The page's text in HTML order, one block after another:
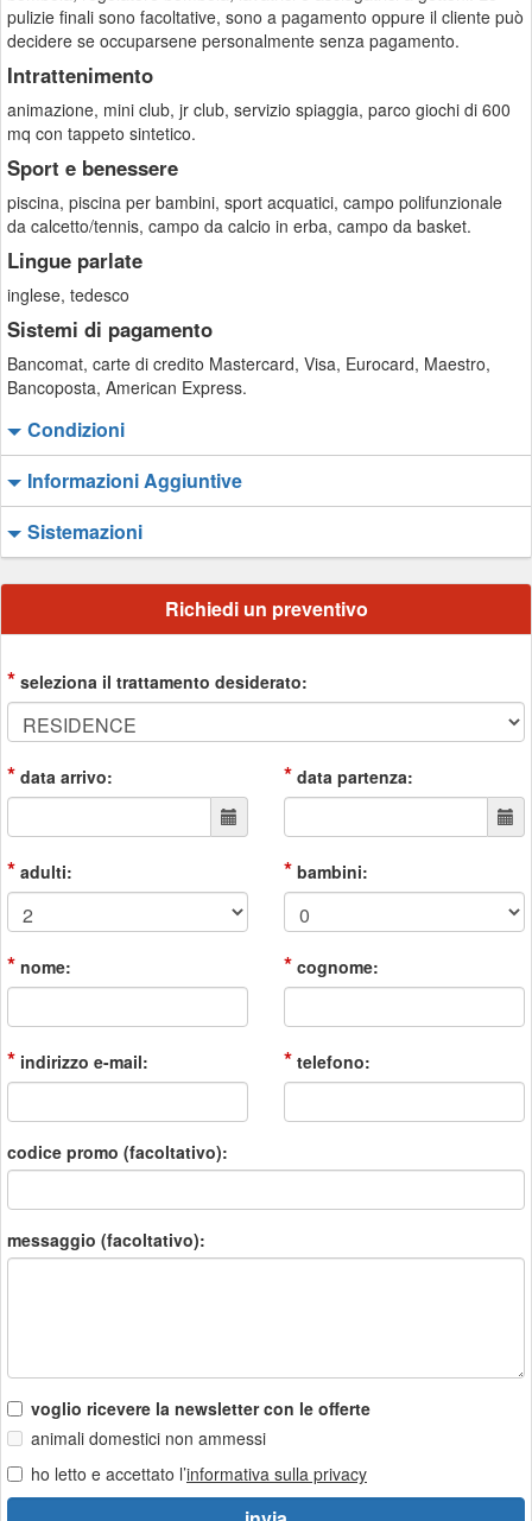
pulizie finali sono facoltative, sono a pagamento oppure il cliente può
decidere se occuparsene personalmente senza pagamento.
Intrattenimento
animazione, mini club, jr club, servizio spiaggia, parco giochi di 600
mq con tappeto sintetico.
Sport e benessere
piscina, piscina per bambini, sport acquatici, campo polifunzionale
da calcetto/tennis, campo da calcio in erba, campo da basket.
Lingue parlate
inglese, tedesco
Sistemi di pagamento
Bancomat, carte di credito Mastercard, Visa, Eurocard, Maestro,
Bancoposta, American Express.
Condizioni
Informazioni Aggiuntive
Sistemazioni
Richiedi un preventivo
* seleziona il trattamento desiderato:
* data arrivo: * data partenza:
* adulti: * bambini:
* nome: * cognome:
* indirizzo e-mail: * telefono:
codice promo (facoltativo):
messaggio (facoltativo):
voglio ricevere la newsletter con le offerte
animali domestici non ammessi
ho letto e accettato l’informativa sulla privacy